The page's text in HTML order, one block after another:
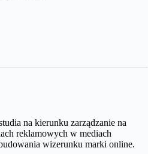
na kierunku zarządzanie na
reklamowych w mediach
wizerunku marki online.